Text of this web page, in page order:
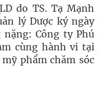
do TS. Tạ Mạnh
lý Dược ký ngày
Công ty Phú
cùng hành vi tại
phẩm chăm sóc